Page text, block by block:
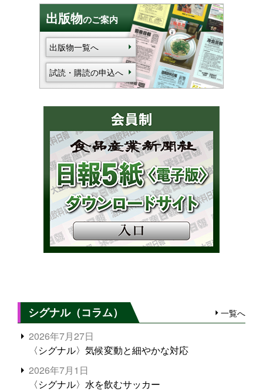
出版物のご案内
出版物一覧へ
試読・購読の申込へ
シグナル（コラム） 一覧へ
2026年7月27日
〈シグナル〉気候変動と細やかな対応
2026年7月1日
〈シグナル〉水を飲むサッカー